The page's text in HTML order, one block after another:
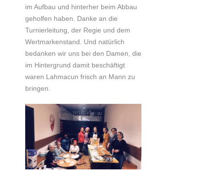
im Aufbau und hinterher beim Abbau
geholfen haben. Danke an die
Turnierleitung, der Regie und dem
Wertmarkenstand. Und natürlich
bedanken wir uns bei den Damen, die
im Hintergrund damit beschäftigt
waren Lahmacun frisch an Mann zu
bringen.